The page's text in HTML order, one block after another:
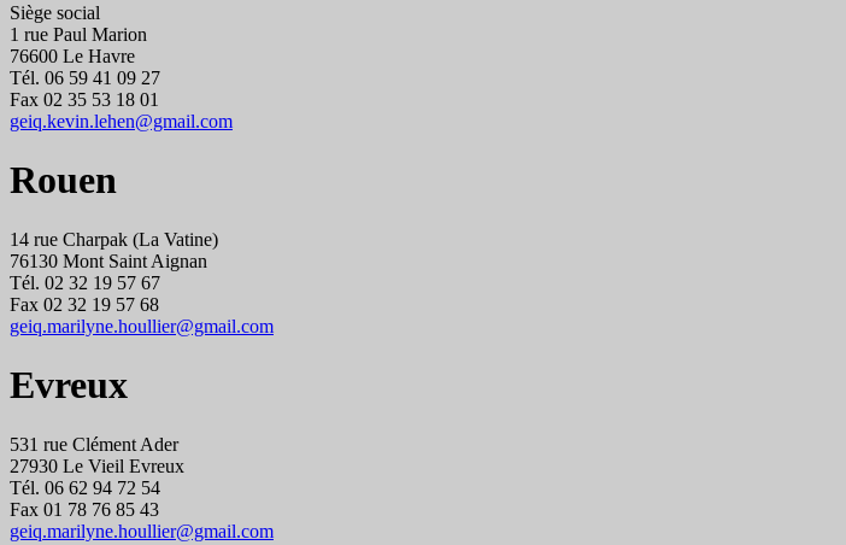
Siège social
1 rue Paul Marion
76600 Le Havre
Tél. 06 59 41 09 27
Fax 02 35 53 18 01
geiq.kevin.lehen@gmail.com
Rouen
14 rue Charpak (La Vatine)
76130 Mont Saint Aignan
Tél. 02 32 19 57 67
Fax 02 32 19 57 68
geiq.marilyne.houllier@gmail.com
Evreux
531 rue Clément Ader
27930 Le Vieil Evreux
Tél. 06 62 94 72 54
Fax 01 78 76 85 43
geiq.marilyne.houllier@gmail.com